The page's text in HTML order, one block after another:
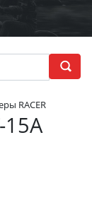
RACER
15A